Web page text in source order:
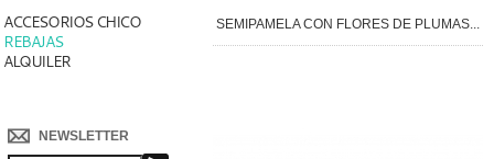
ACCESORIOS CHICO
REBAJAS
ALQUILER
NEWSLETTER
SEMIPAMELA CON FLORES DE PLUMAS...